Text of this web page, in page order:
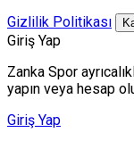
Gizlilik Politikası
Giriş Yap
Zanka Spor
yapın veya hesap
Giriş Yap